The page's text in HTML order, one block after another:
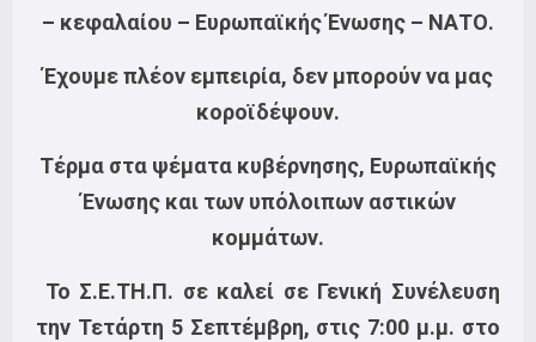
– κεφαλαίου – Ευρωπαϊκής Ένωσης – ΝΑΤΟ.
Έχουμε πλέον εμπειρία, δεν μπορούν να μας
κοροϊδέψουν.
Τέρμα στα ψέματα κυβέρνησης, Ευρωπαϊκής
Ένωσης και των υπόλοιπων αστικών
κομμάτων.
Το Σ.Ε.ΤΗ.Π. σε καλεί σε Γενική Συνέλευση
την Τετάρτη 5 Σεπτέμβρη, στις 7:00 μ.μ. στο